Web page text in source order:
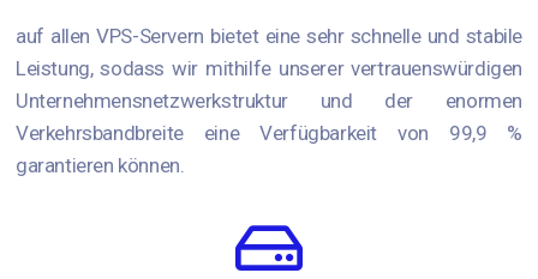
auf allen VPS-Servern bietet eine sehr schnelle und stabile
Leistung, sodass wir mithilfe unserer vertrauenswürdigen
Unternehmensnetzwerkstruktur und der enormen
Verkehrsbandbreite eine Verfügbarkeit von 99,9 %
garantieren können.